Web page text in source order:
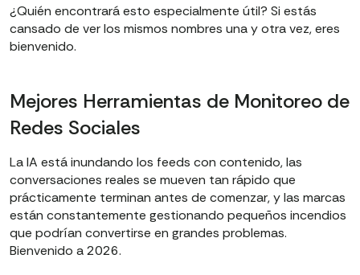
¿Quién encontrará esto especialmente útil? Si estás
cansado de ver los mismos nombres una y otra vez, eres
bienvenido.
Mejores Herramientas de Monitoreo de
Redes Sociales
La IA está inundando los feeds con contenido, las
conversaciones reales se mueven tan rápido que
prácticamente terminan antes de comenzar, y las marcas
están constantemente gestionando pequeños incendios
que podrían convertirse en grandes problemas.
Bienvenido a 2026.